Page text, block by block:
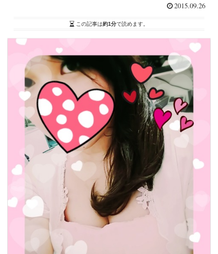
2015.09.26
この記事は約1分で読めます。